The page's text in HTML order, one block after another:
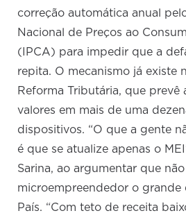
correção automática anual
Nacional de Preços ao
(IPCA) para impedir que a
repita. O mecanismo já existe
Reforma Tributária, que prevê
valores em mais de uma
dispositivos. “O que a gente
é que se atualize apenas o
Sarina, ao argumentar que
microempreendedor o grande
País. “Com teto de receita